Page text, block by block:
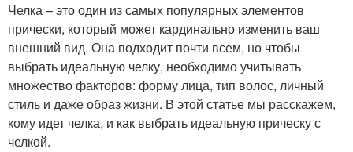
Челка – это один из самых популярных элементов
прически, который может кардинально изменить ваш
внешний вид. Она подходит почти всем, но чтобы
выбрать идеальную челку, необходимо учитывать
множество факторов: форму лица, тип волос, личный
стиль и даже образ жизни. В этой статье мы расскажем,
кому идет челка, и как выбрать идеальную прическу с
челкой.